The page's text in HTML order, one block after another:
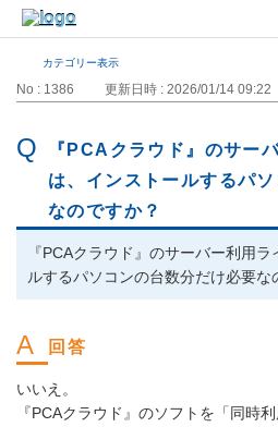
カテゴリー表示
No : 1386 更新日時 : 2026/01/14 09:22
『PCAクラウド』のサー
は、インストールするパ
なのですか？
『PCAクラウド』のサーバー利用
ルするパソコンの台数分だけ必要な
いいえ。
『PCAクラウド』のソフトを「同時